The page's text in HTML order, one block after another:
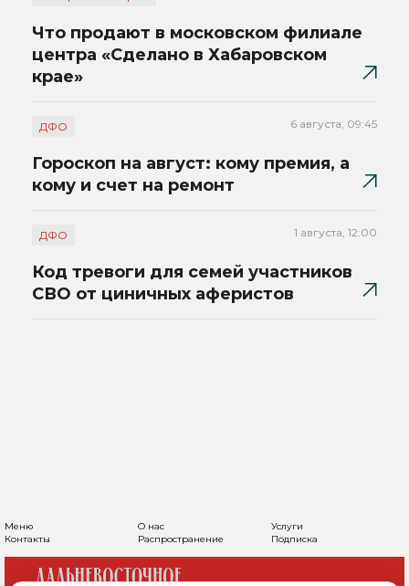
Что продают в московском филиале
центра «Сделано в Хабаровском
крае»
ДФО 6 августа, 09:45
Гороскоп на август: кому премия, а
кому и счет на ремонт
ДФО 1 августа, 12:00
Код тревоги для семей участников
СВО от циничных аферистов
Меню О нас
Услуги
Контакты
Распространение Подписка